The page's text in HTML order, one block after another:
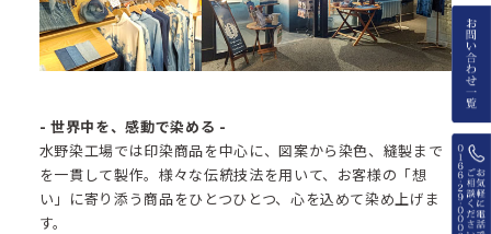
- 世界中を、感動で染める -
水野染工場では印染商品を中心に、図案から染色、縫製まで
を一貫して製作。様々な伝統技法を用いて、お客様の「想
い」に寄り添う商品をひとつひとつ、心を込めて染め上げま
す。